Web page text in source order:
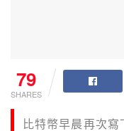
79
SHARES
比特幣早晨再次